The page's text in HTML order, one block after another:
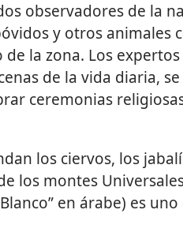
observadores de la
y otros animales
la zona. Los
de la vida diaria,
ceremonias
los ciervos, los
los montes
en árabe) es